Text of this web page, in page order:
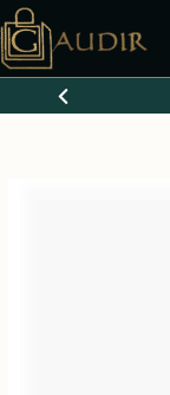
al
contenido
-20%